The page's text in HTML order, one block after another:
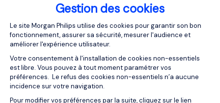
Gestion des cookies
Plateforme de Gestion du
Le site Morgan Philips utilise des cookies pour garantir son bon
fonctionnement, assurer sa sécurité, mesurer l'audience et
améliorer l'expérience utilisateur.
Votre consentement à l'installation de cookies non-essentiels
est libre. Vous pouvez à tout moment paramétrer vos
préférences. Le refus des cookies non-essentiels n’a aucune
incidence sur votre navigation.
Pour modifier vos préférences par la suite, cliquez sur le lien